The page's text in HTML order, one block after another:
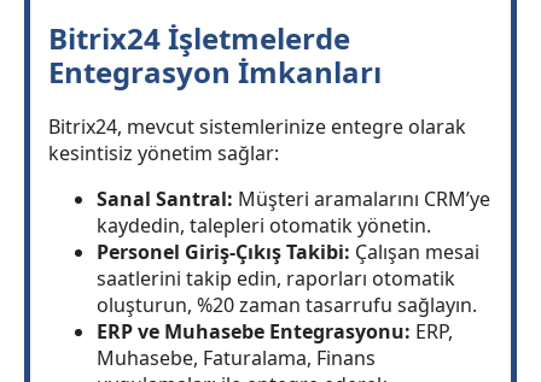
Bitrix24 İşletmelerde
Entegrasyon İmkanları
Bitrix24, mevcut sistemlerinize entegre olarak
kesintisiz yönetim sağlar:
Sanal Santral: Müşteri aramalarını CRM’ye
kaydedin, talepleri otomatik yönetin.
Personel Giriş-Çıkış Takibi: Çalışan mesai
saatlerini takip edin, raporları otomatik
oluşturun, %20 zaman tasarrufu sağlayın.
ERP ve Muhasebe Entegrasyonu: ERP,
Muhasebe, Faturalama, Finans